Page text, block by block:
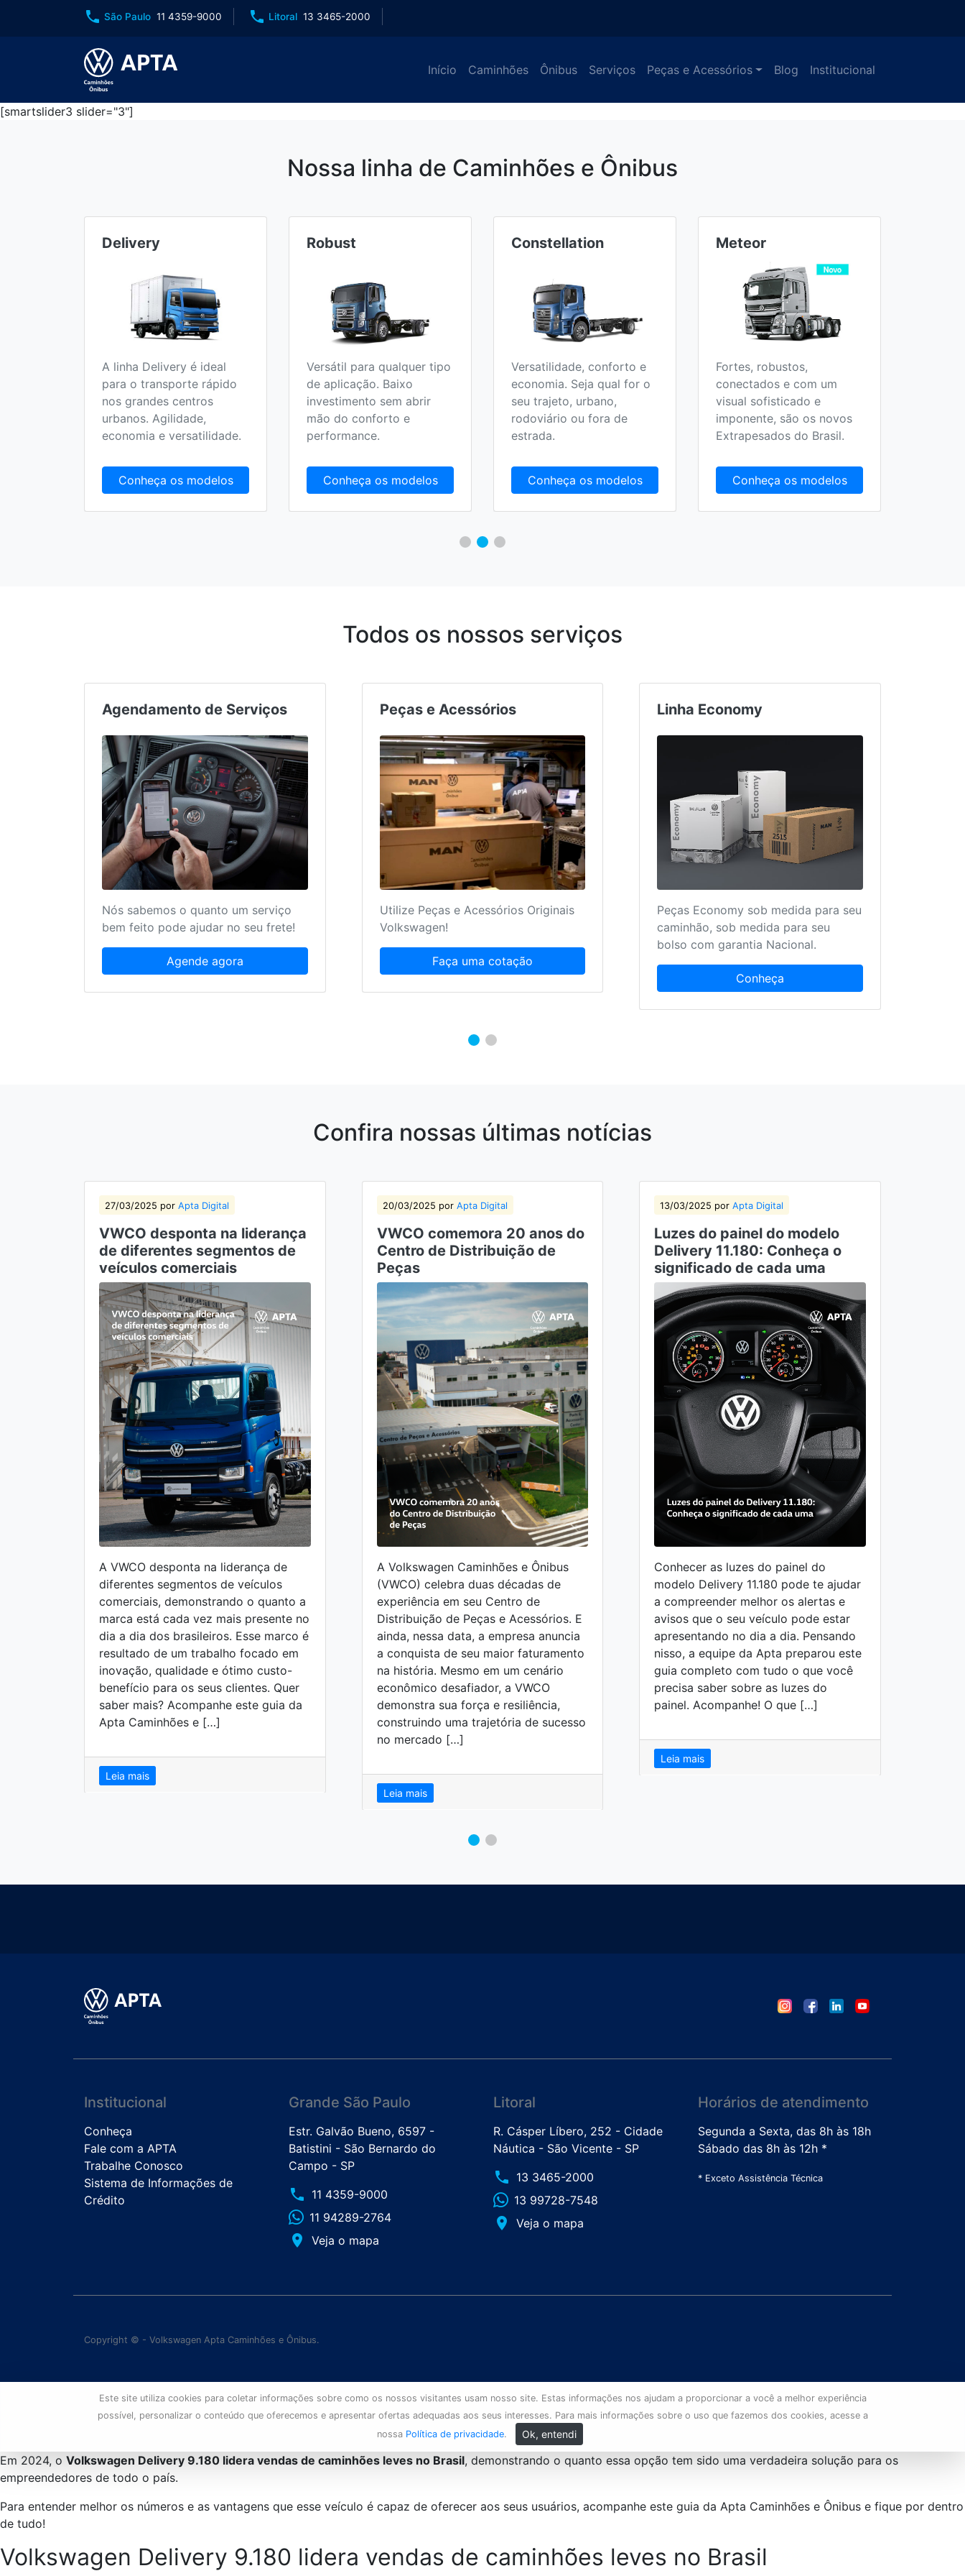
phone São Paulo 11 4359-9000 phone Litoral 13 3465-2000
Início Caminhões Ônibus Serviços Peças e Acessórios Blog Institucional
[smartslider3 slider="3"]
Nossa linha de Caminhões e Ônibus
Delivery
A linha Delivery é ideal
para o transporte rápido
nos grandes centros
urbanos. Agilidade,
economia e versatilidade.
Conheça os modelos
Robust
Versátil para qualquer tipo
de aplicação. Baixo
investimento sem abrir
mão do conforto e
performance.
Conheça os modelos
Constellation
Versatilidade, conforto e
economia. Seja qual for o
seu trajeto, urbano,
rodoviário ou fora de
estrada.
Conheça os modelos
Meteor
Fortes, robustos,
conectados e com um
visual sofisticado e
imponente, são os novos
Extrapesados do Brasil.
Conheça os modelos
Todos os nossos serviços
Agendamento de Serviços
Nós sabemos o quanto um serviço
bem feito pode ajudar no seu frete!
Agende agora
Peças e Acessórios
Utilize Peças e Acessórios Originais
Volkswagen!
Faça uma cotação
Linha Economy
Peças Economy sob medida para seu
caminhão, sob medida para seu
bolso com garantia Nacional.
Conheça
Confira nossas últimas notícias
27/03/2025 por Apta Digital
VWCO desponta na liderança
de diferentes segmentos de
veículos comerciais
A VWCO desponta na liderança de
diferentes segmentos de veículos
comerciais, demonstrando o quanto a
marca está cada vez mais presente no
dia a dia dos brasileiros. Esse marco é
resultado de um trabalho focado em
inovação, qualidade e ótimo custo-
benefício para os seus clientes. Quer
saber mais? Acompanhe este guia da
Apta Caminhões e […]
Leia mais
20/03/2025 por Apta Digital
VWCO comemora 20 anos do
Centro de Distribuição de
Peças
A Volkswagen Caminhões e Ônibus
(VWCO) celebra duas décadas de
experiência em seu Centro de
Distribuição de Peças e Acessórios. E
ainda, nessa data, a empresa anuncia
a conquista de seu maior faturamento
na história. Mesmo em um cenário
econômico desafiador, a VWCO
demonstra sua força e resiliência,
construindo uma trajetória de sucesso
no mercado […]
Leia mais
13/03/2025 porApta Digital
Luzes do painel do modelo
Delivery 11.180: Conheça o
significado de cada uma
Conhecer as luzes do painel do
modelo Delivery 11.180 pode te ajudar
a compreender melhor os alertas e
avisos que o seu veículo pode estar
apresentando no dia a dia. Pensando
nisso, a equipe da Apta preparou este
guia completo com tudo o que você
precisa saber sobre as luzes do
painel. Acompanhe! O que […]
Leia mais
Institucional
Conheça
Fale com a APTA
Trabalhe Conosco
Sistema de Informações de
Crédito
Grande São Paulo
Estr. Galvão Bueno, 6597 -
Batistini - São Bernardo do
Campo - SP
phone 11 4359-9000
11 94289-2764
place Veja o mapa
Litoral
R. Cásper Líbero, 252 - Cidade
Náutica - São Vicente - SP
phone 13 3465-2000
13 99728-7548
place Veja o mapa
Horários de atendimento
Segunda a Sexta, das 8h às 18h
Sábado das 8h às 12h *
* Exceto Assistência Técnica
Copyright © - Volkswagen Apta Caminhões e Ônibus.
Este site utiliza cookies para coletar informações sobre como os nossos visitantes usam nosso site. Estas informações nos ajudam a proporcionar a você a melhor experiência
possível, personalizar o conteúdo que oferecemos e apresentar ofertas adequadas aos seus interesses. Para mais informações sobre o uso que fazemos dos cookies, acesse a
nossa Política de privacidade. Ok, entendi
Em 2024, o Volkswagen Delivery 9.180 lidera vendas de caminhões leves no Brasil, demonstrando o quanto essa opção tem sido uma verdadeira solução para os
empreendedores de todo o país.
Para entender melhor os números e as vantagens que esse veículo é capaz de oferecer aos seus usuários, acompanhe este guia da Apta Caminhões e Ônibus e fique por dentro
de tudo!
Volkswagen Delivery 9.180 lidera vendas de caminhões leves no Brasil